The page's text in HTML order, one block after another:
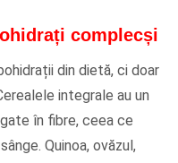
complecși
din dietă, ci doar
integrale au un
în fibre, ceea ce
Quinoa, ovăzul,